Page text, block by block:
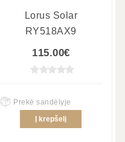
Lorus Solar
RY518AX9
115.00€
Prekė sandėlyje
Į krepšelį